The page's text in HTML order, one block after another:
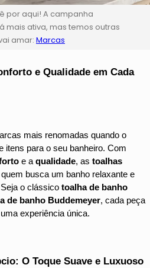
por aqui! A campanha
mais ativa, mas temos outras
amar: Marcas
e Qualidade em Cada
mais renomadas quando o
itens para o seu banheiro. Com
e a qualidade, as toalhas
busca um banho relaxante e
o clássico toalha de banho
de banho Buddemeyer, cada peça
experiência única.
O Toque Suave e Luxuoso